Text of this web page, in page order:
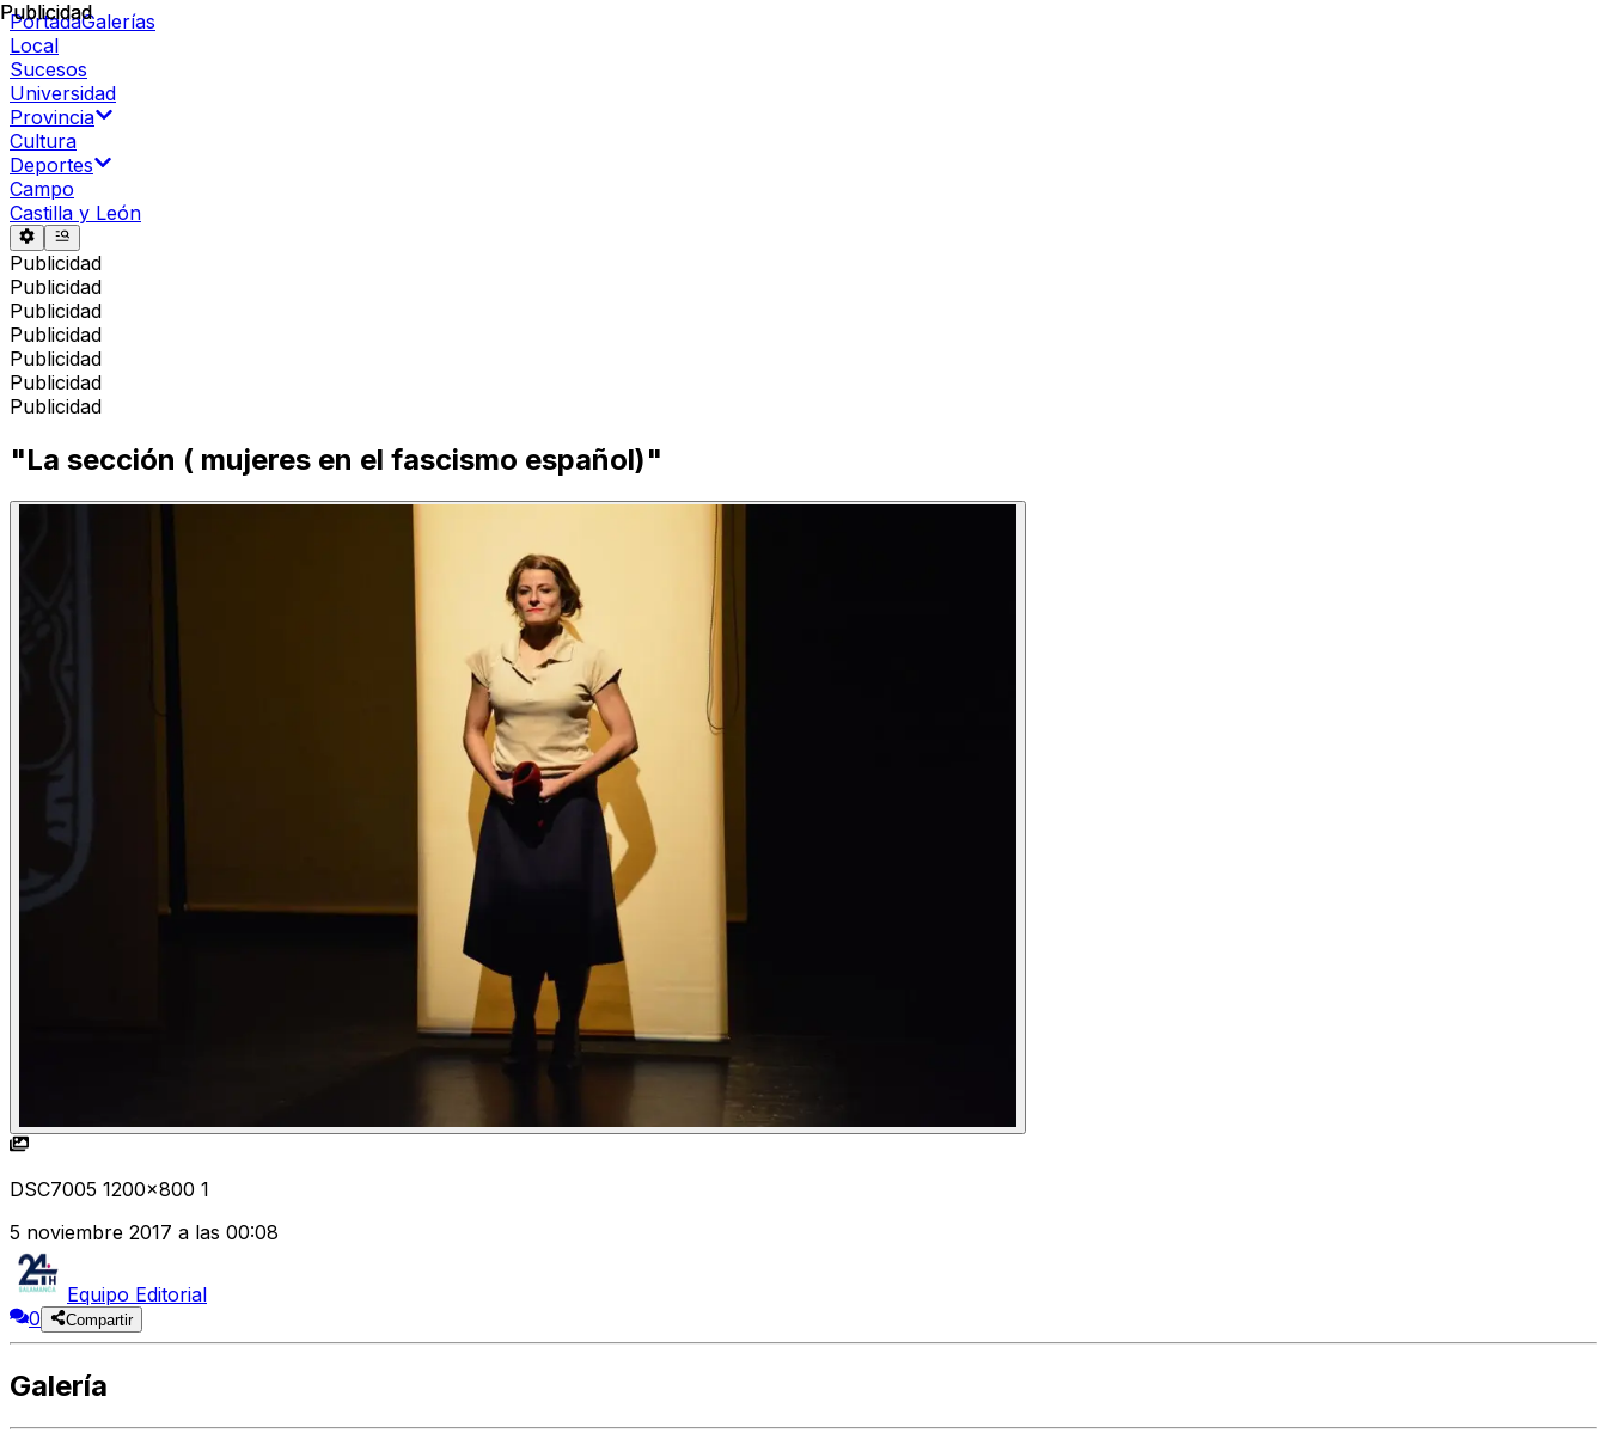
PortadaGalerías
Local
Sucesos
Universidad
Provincia
Cultura
Deportes
Campo
Castilla y León
Publicidad
Publicidad
Publicidad
Publicidad
Publicidad
Publicidad
Publicidad
Publicidad
"La sección ( mujeres en el fascismo español)"
DSC7005 1200x800 1
5 noviembre 2017 a las 00:08
Equipo Editorial
0
Compartir
Galería
Publicidad